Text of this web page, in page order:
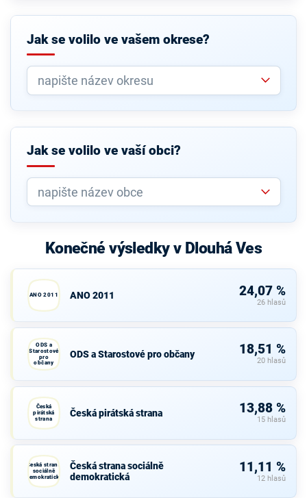
Jak se volilo ve vašem okrese?
Jak se volilo ve vaší obci?
Konečné výsledky v Dlouhá Ves
ANO 2011 ANO 2011 24,07 %
26 hlasů
ODS a
Starostové
pro
občany
ODS a Starostové pro občany 18,51 %
20 hlasů
Česká
pirátská
strana
Česká pirátská strana 13,88 %
15 hlasů
Česká strana
sociálně
demokratická
Česká strana sociálně
demokratická
11,11 %
12 hlasů